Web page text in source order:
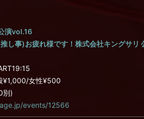
演vol.16
し事)お疲れ様です！株式会社キングサリ
¥1,000/女性¥500
別)
events/12566